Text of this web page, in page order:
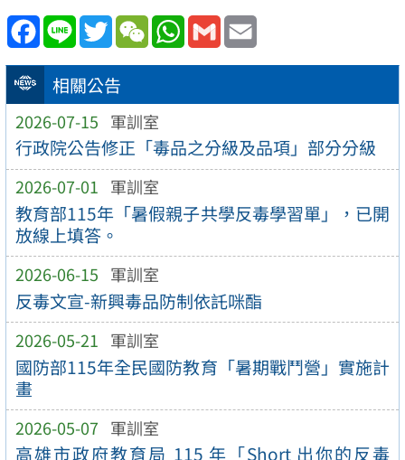
相關公告
2026-07-15 軍訓室
行政院公告修正「毒品之分級及品項」部分分級
2026-07-01 軍訓室
教育部115年「暑假親子共學反毒學習單」，已開
放線上填答。
2026-06-15 軍訓室
反毒文宣-新興毒品防制依託咪酯
2026-05-21 軍訓室
國防部115年全民國防教育「暑期戰鬥營」實施計
畫
2026-05-07 軍訓室
高雄市政府教育局 115 年「Short 出你的反毒
Facebook
Line TwitterWeChatWhatsApp
Gmail